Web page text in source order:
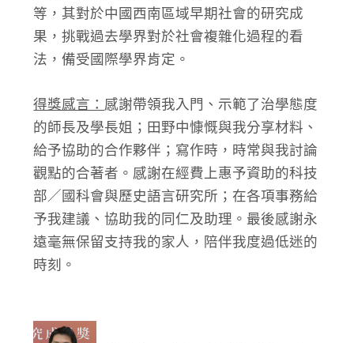
等，其對於中國西南區域早期社會的研究成
果，挑戰過去學界對於社會複雜化過程的看
法，備受國際學界肯定。
得獎感言： 感謝帶領我入門、示範了治學態度
的師長及學長姐；田野中慷慨與我分享材料、
給予協助的合作夥伴；寫作時，時常與我討論
觀點的合著者。感謝在經費上惠予資助的科技
部／國科會與歷史語言研究所；在各項事務給
予我建議、協助我的同仁及助理。最後感謝永
遠毫無保留支持我的家人，陪伴我度過低迷的
時刻。